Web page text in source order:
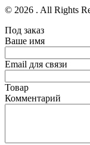
© 2026 . All Rights
Под заказ
Ваше имя
Email для связи
Товар
Комментарий